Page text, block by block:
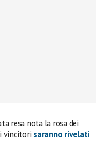
resa nota la rosa dei
vincitori saranno rivelati